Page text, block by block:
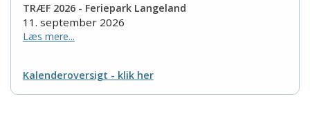
TRÆF 2026 - Feriepark Langeland
11. september 2026
Læs mere...
Kalenderoversigt - klik her